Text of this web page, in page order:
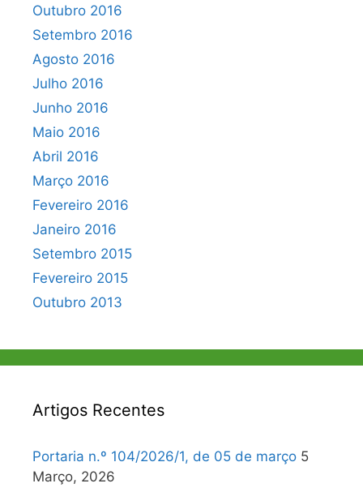
Outubro 2016
Setembro 2016
Agosto 2016
Julho 2016
Junho 2016
Maio 2016
Abril 2016
Março 2016
Fevereiro 2016
Janeiro 2016
Setembro 2015
Fevereiro 2015
Outubro 2013
Artigos Recentes
Portaria n.º 104/2026/1, de 05 de março 5
Março, 2026